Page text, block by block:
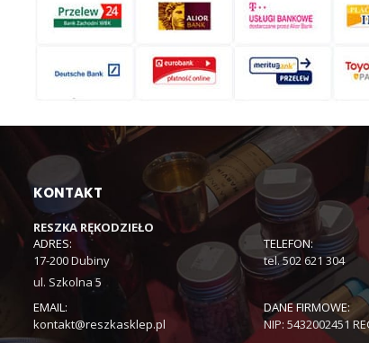
KONTAKT
RESZKA RĘKODZIEŁO
ADRES:
17-200 Dubiny
ul. Szkolna 5
TELEFON:
tel. 502 621 304
EMAIL:
kontakt@reszkasklep.pl
DANE FIRMOWE:
NIP: 5432002451